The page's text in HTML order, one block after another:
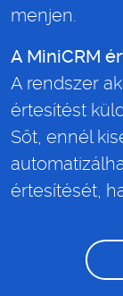
menjen.
A MiniCRM
A rendszer
értesítést
Sőt, ennél
értesítését,